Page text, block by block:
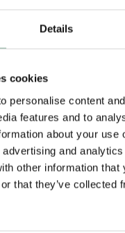
Details
cookies
personalise content
features and to
about your use
and
other information that
that they’ve collected
Sie
und erhalten
% Rabatt!
Abonnent des Astrid
und erhalten Sie
spannende Fakten
erhalten Sie 10 %
Ihren ersten Einkauf!